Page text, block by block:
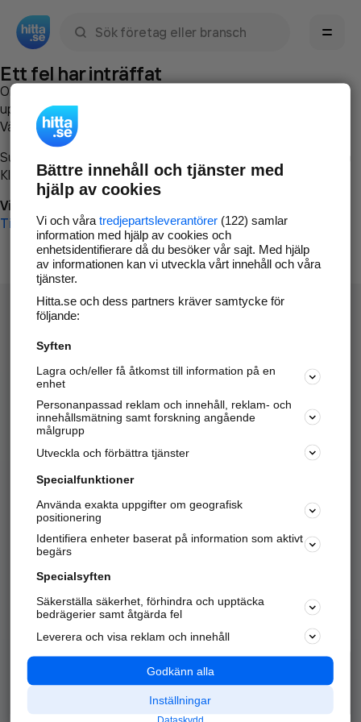
Ett fel har inträffat
Om du vill kan du
uppstod så att vi lättare och snabbare kan avhjälpa det.
Vänligen försök med följande:
Surfa till
Klicka påTillbaka-knappen i webbläsaren och försök igen
Vi beklagar besväret!
Till startsidan
Hitta.se - Gratis nummerupplysning.
Sök företag, personer och platser.
Hitta telefonnummer, adresser, företagsinfo mm.
Marknadsför företaget
Kom igång och annonsera mot
samarbetspartners nära dig.
Alla kategorier
Populära sökningar
API & Kartor
Annonsera
Integritet
Nödnummer
Bättre innehåll och tjänster med
hjälp av cookies
Vi och våra tredjepartsleverantörer(122) samlar
information med hjälp av cookies och
enhetsidentifierare då du besöker vår sajt. Med hjälp
av informationen kan vi utveckla vårt innehåll och våra
tjänster.
Hitta.se och dess partners kräver samtycke för
följande:
Syften
Lagra och/eller få åtkomst till information på en
enhet
Personanpassad reklam och innehåll, reklam- och
innehållsmätning samt forskning angående
målgrupp
Utveckla och förbättra tjänster
Specialfunktioner
Använda exakta uppgifter om geografisk
positionering
Identifiera enheter baserat på information som aktivt
begärs
Specialsyften
Säkerställa säkerhet, förhindra och upptäcka
bedrägerier samt åtgärda fel
Leverera och visa reklam och innehåll
Godkänn alla
Inställningar
Dataskydd